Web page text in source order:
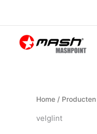
inhoud
Home /
velglint